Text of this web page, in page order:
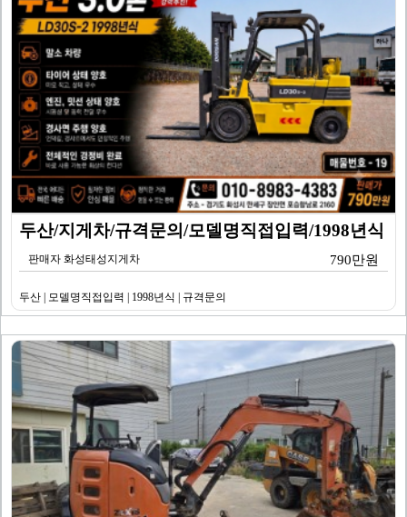
두산/지게차/규격문의/모델명직접입력/1998년식
판매자 화성태성지게차 790만원
두산 | 모델명직접입력 | 1998년식 | 규격문의